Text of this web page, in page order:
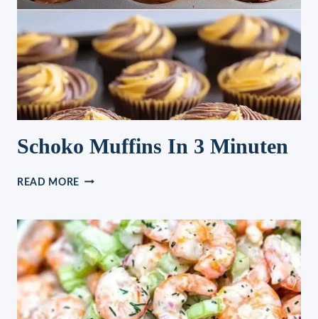
Schoko Muffins In 3 Minuten
READ MORE SCHOKO
3
MINUTEN